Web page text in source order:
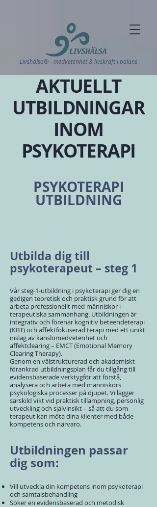
Livshälsa® - medvetenhet & livskraft i balans
AKTUELLT
UTBILDNINGAR
INOM
PSYKOTERAPI
PSYKOTERAPI
UTBILDNING
Utbilda dig till
psykoterapeut – steg 1
Vår steg-1-utbildning i psykoterapi ger dig en
gedigen teoretisk och praktisk grund för att
arbeta professionellt med människor i
terapeutiska sammanhang. Utbildningen är
integrativ och förenar kognitiv beteendeterapi
(KBT) och affektfokuserad terapi med ett unikt
inslag av känslomedvetenhet och
affektclearing – EMCT (Emotional Memory
Clearing Therapy).
Genom en välstrukturerad och akademiskt
förankrad utbildningsplan får du tillgång till
evidensbaserade verktygför att förstå,
analysera och arbeta med människors
psykologiska processer på djupet. Vi lägger
särskild vikt vid praktisk tillämpning, personlig
utveckling och självinsikt – så att du som
terapeut kan möta dina klienter med både
kompetens och närvaro.
Utbildningen passar
dig som:
Vill utveckla din kompetens inom psykoterapi
och samtalsbehandling
Söker en evidensbaserad och metodisk